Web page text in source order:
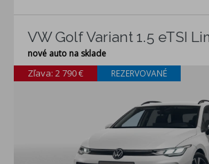
VW Golf Variant 1.5 eTSI
nové auto na sklade
Zľava: 2 790 € REZERVOVANÉ